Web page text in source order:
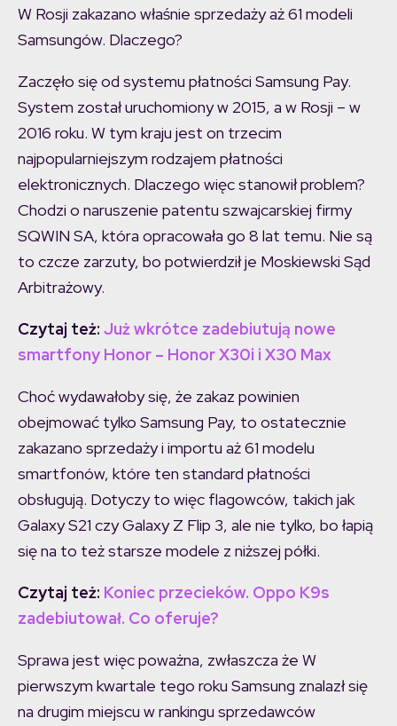
W Rosji zakazano właśnie sprzedaży aż 61 modeli
Samsungów. Dlaczego?
Zaczęło się od systemu płatności Samsung Pay.
System został uruchomiony w 2015, a w Rosji – w
2016 roku. W tym kraju jest on trzecim
najpopularniejszym rodzajem płatności
elektronicznych. Dlaczego więc stanowił problem?
Chodzi o naruszenie patentu szwajcarskiej firmy
SQWIN SA, która opracowała go 8 lat temu. Nie są
to czcze zarzuty, bo potwierdził je Moskiewski Sąd
Arbitrażowy.
Czytaj też: Już wkrótce zadebiutują nowe
smartfony Honor – Honor X30i i X30 Max
Choć wydawałoby się, że zakaz powinien
obejmować tylko Samsung Pay, to ostatecznie
zakazano sprzedaży i importu aż 61 modelu
smartfonów, które ten standard płatności
obsługują. Dotyczy to więc flagowców, takich jak
Galaxy S21 czy Galaxy Z Flip 3, ale nie tylko, bo łapią
się na to też starsze modele z niższej półki.
Czytaj też: Koniec przecieków. Oppo K9s
zadebiutował. Co oferuje?
Sprawa jest więc poważna, zwłaszcza że W
pierwszym kwartale tego roku Samsung znalazł się
na drugim miejscu w rankingu sprzedawców